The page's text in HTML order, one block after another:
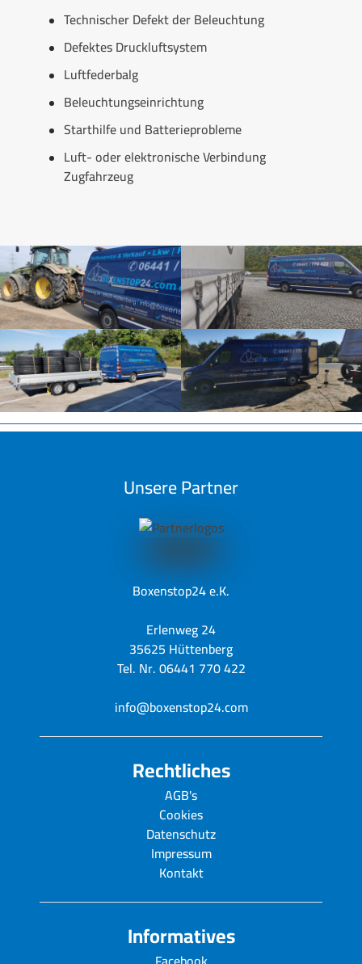
Technischer Defekt der Beleuchtung
Defektes Druckluftsystem
Luftfederbalg
Beleuchtungseinrichtung
Starthilfe und Batterieprobleme
Luft- oder elektronische Verbindung
Zugfahrzeug
Unsere Partner
Boxenstop24 e.K.
Erlenweg 24
35625 Hüttenberg
Tel. Nr. 06441 770 422
info@boxenstop24.com
Rechtliches
AGB's
Cookies
Datenschutz
Impressum
Kontakt
Informatives